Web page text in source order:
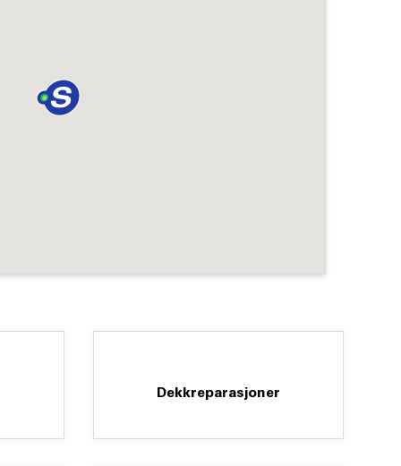
Dekkreparasjoner